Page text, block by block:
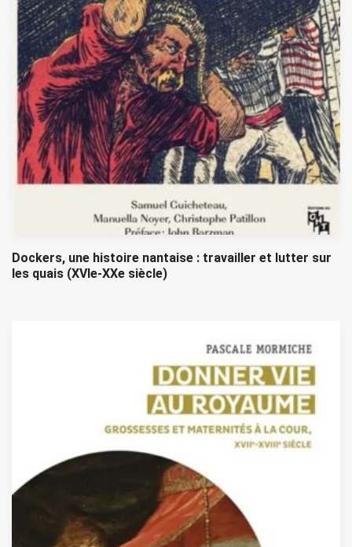
Dockers, une histoire nantaise : travailler et lutter sur
les quais (XVIe-XXe siècle)